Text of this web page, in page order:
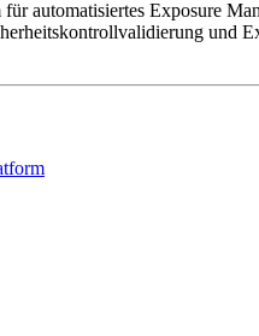
automatisiertes Exposure
und